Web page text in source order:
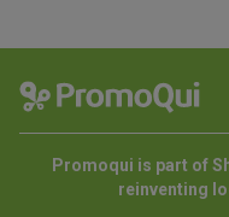
Promoqui is part of
reinventing